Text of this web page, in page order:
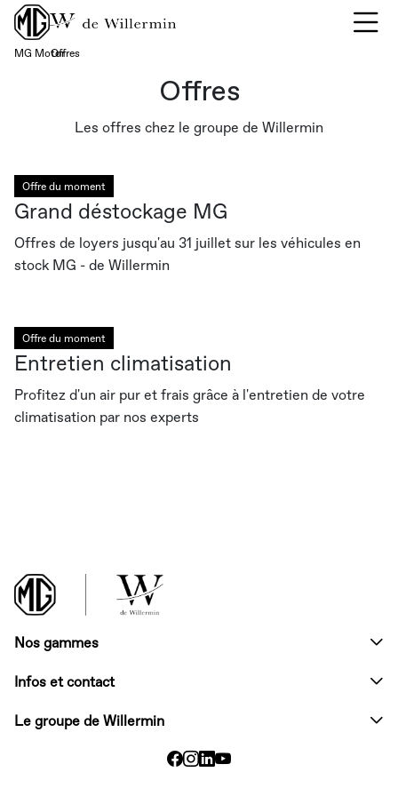
MG Motor
›
Offres
Offres
Les offres chez le groupe de Willermin
Offre du moment
Grand déstockage MG
Offres de loyers jusqu'au 31 juillet sur les véhicules en
stock MG - de Willermin
Offre du moment
Entretien climatisation
Profitez d'un air pur et frais grâce à l'entretien de votre
climatisation par nos experts
Nos gammes
Infos et contact
Le groupe de Willermin